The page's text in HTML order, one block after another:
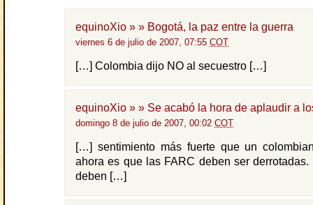
equinoXio » » Bogotá, la paz entre la guerra
viernes 6 de julio de 2007, 07:55 COT
[…] Colombia dijo NO al secuestro […]
equinoXio » » Se acabó la hora de aplaudir a
domingo 8 de julio de 2007, 00:02 COT
[…] sentimiento más fuerte que un
ahora es que las FARC deben ser derrotadas.
deben […]